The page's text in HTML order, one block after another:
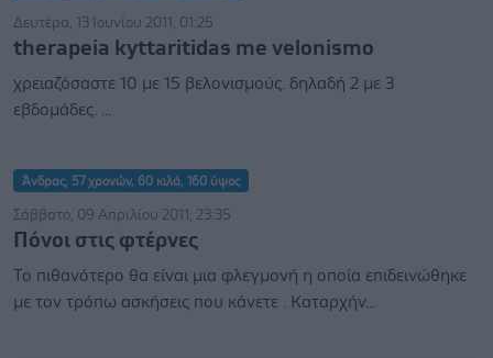
Δευτέρα, 13 Ιουνίου 2011, 01:25
therapeia kyttaritidas me velonismo
χρειαζόσαστε 10 με 15 βελονισμούς. δηλαδή 2 με 3
εβδομάδες. ...
Άνδρας, 57 χρονών, 60 κιλά, 160 ύψος
Σάββατο, 09 Απριλίου 2011, 23:35
Πόνοι στις φτέρνες
Το πιθανότερο θα είναι μια φλεγμονή η οποία επιδεινώθηκε
με τον τρόπω ασκήσεις που κάνετε . Καταρχήν...